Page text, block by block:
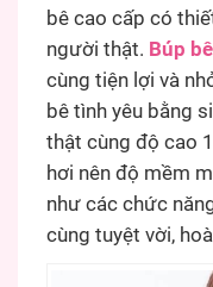
bê cao cấp có
người thật. Búp
cùng tiện lợi và
bê tình yêu bằng
thật cùng độ cao
hơi nên độ mềm
như các chức
cùng tuyệt vời,